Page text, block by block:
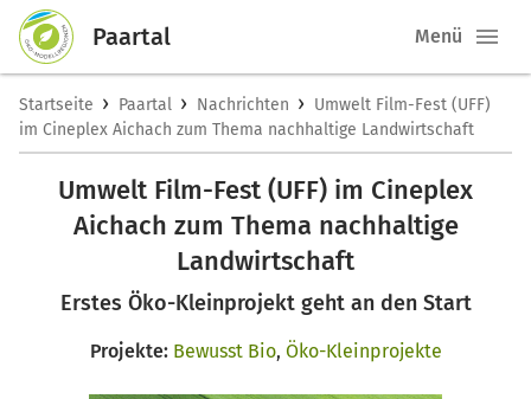
Paartal Menü
Startseite › Paartal › Nachrichten › Umwelt Film-Fest (UFF)
im Cineplex Aichach zum Thema nachhaltige Landwirtschaft
Umwelt Film-Fest (UFF) im Cineplex
Aichach zum Thema nachhaltige
Landwirtschaft
Erstes Öko-Kleinprojekt geht an den Start
Projekte: Bewusst Bio, Öko-Kleinprojekte